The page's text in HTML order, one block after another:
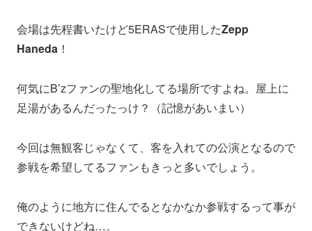
会場は先程書いたけど5ERASで使用したZepp
Haneda ！
何気にB’zファンの聖地化してる場所ですよね。屋上に
足湯があるんだったっけ？（記憶があいまい）
今回は無観客じゃなくて、客を入れての公演となるので
参戦を希望してるファンもきっと多いでしょう。
俺のように地方に住んでるとなかなか参戦するって事が
できないけどね…。